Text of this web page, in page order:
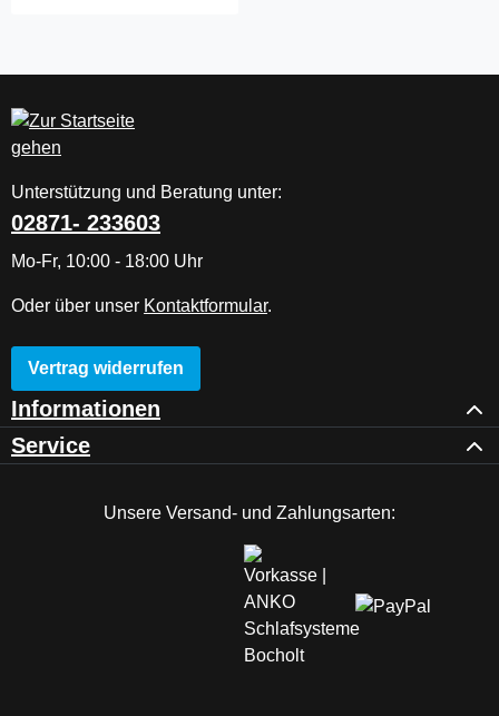
Unterstützung und Beratung unter:
02871- 233603
Mo-Fr, 10:00 - 18:00 Uhr
Oder über unser Kontaktformular.
Vertrag widerrufen
Informationen
Service
Unsere Versand- und Zahlungsarten: